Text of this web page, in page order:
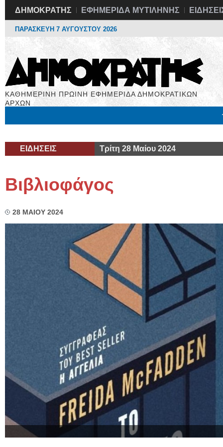
ΔΗΜΟΚΡΑΤΗΣ ΕΦΗΜΕΡΙΔΑ ΜΥΤΙΛΗΝΗΣ
ΠΑΡΑΣΚΕΥΗ 7 ΑΥΓΟΥΣΤΟΥ 2026
ΚΑΘΗΜΕΡΙΝΗ ΠΡΩΙΝΗ ΕΦΗΜΕΡΙΔΑ ΔΗΜΟΚΡΑΤΙΚΩΝ
ΑΡΧΩΝ
ΕΙΔΗΣΕΙΣ Τρίτη 28 Μαίου 2024
Βιβλιοφάγος
28 ΜΑΙΟΥ 2024